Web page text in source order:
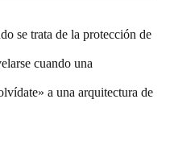
se trata de la protección de
cuando una
a una arquitectura de